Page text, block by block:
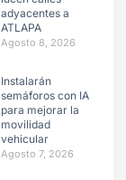
adyacentes a
ATLAPA
Agosto 8, 2026
Instalarán
semáforos con IA
para mejorar la
movilidad
vehicular
Agosto 7, 2026